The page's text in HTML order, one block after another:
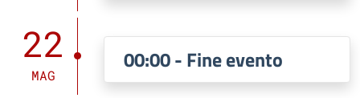
22
MAG
00:00 - Fine evento